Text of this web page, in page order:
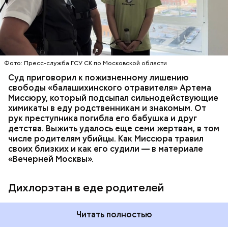
Фото: Пресс-служба ГСУ СК по Московской области
Суд приговорил к пожизненному лишению
свободы «балашихинского отравителя» Артема
Миссюру, который подсыпал сильнодействующие
химикаты в еду родственникам и знакомым. От
рук преступника погибла его бабушка и друг
детства. Выжить удалось еще семи жертвам, в том
числе родителям убийцы. Как Миссюра травил
своих близких и как его судили — в материале
«Вечерней Москвы».
Дихлорэтан в еде родителей
им точный диагноз, после чего анализы
потерпевших направили на экспертизу. В них
специалисты обнаружили сильнодействующий
химикат дихлорэтан, который не мог попасть в
организм супругов случайно. То же самое вещество
нашли в еде, изъятой из квартиры пострадавших.
Читать полностью
ОТРАВЛЕНИЯ БАЛАШИХА
РОДИТЕЛИ
СЛЕДСТВЕННЫЙ КОМИТЕТ
ЭКСПЕРТИЗЫ
— Личность подозреваемого установлена,
полицией принимаются меры к задержанию, —
Республике Дагестан.
«Перехват». Въезд и выезд в город перекрыты.
Помимо этого, полицейские патрулируют улицы,
железнодорожный вокзал и аэропорт.